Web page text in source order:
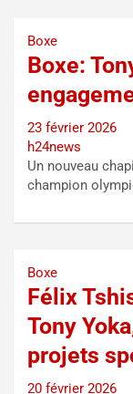
Boxe
Boxe:
23 février 2026
h24news
Un nouveau
champion
Boxe
Félix
Tony
projets
20 février 2026